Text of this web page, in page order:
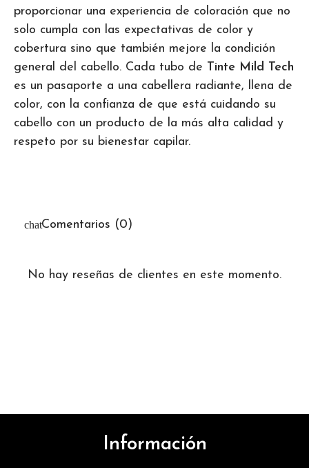
proporcionar una experiencia de coloración que no
solo cumpla con las expectativas de color y
cobertura sino que también mejore la condición
general del cabello. Cada tubo de Tinte Mild Tech
es un pasaporte a una cabellera radiante, llena de
color, con la confianza de que está cuidando su
cabello con un producto de la más alta calidad y
respeto por su bienestar capilar.
Comentarios (0)
No hay reseñas de clientes en este momento.
Información